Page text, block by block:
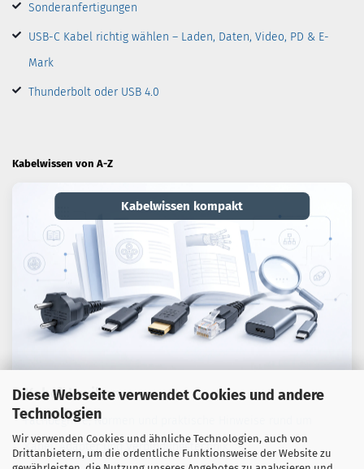
Diese Webseite verwendet Cookies und andere
Technologien
Wir verwenden Cookies und ähnliche Technologien, auch von
Drittanbietern, um die ordentliche Funktionsweise der Website zu
Sonderanfertigungen
USB-C Kabel richtig wählen – Laden, Daten, Video, PD & E-
Mark
Thunderbolt oder USB 4.0
Kabelwissen von A-Z
Kabelwissen kompakt
Kabel-Lexikon
Fachbegriffe, Normen und praktische Hinweise rund um
Kabel, Adapter und Verbindungstechnik.